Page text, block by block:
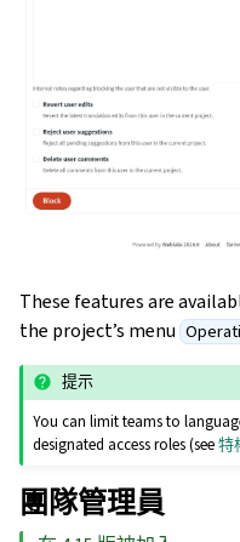
These features are
the project’s menu
提示
You can limit teams to
designated access roles (see特
團隊管理員